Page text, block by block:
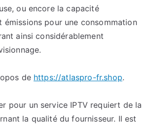
ou encore la capacité
émissions pour une consommation
ainsi considérablement
de https://atlaspro-fr.shop.
pour un service IPTV requiert de la
la qualité du fournisseur. Il est